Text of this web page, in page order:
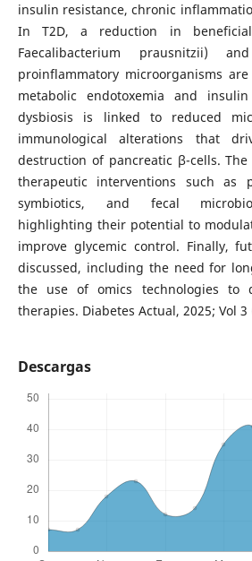
insulin resistance, chronic
In T2D, a reduction in
Faecalibacterium prausnitzii)
proinflammatory microorganisms
metabolic endotoxemia and
dysbiosis is linked to reduced
immunological alterations that
destruction of pancreatic β-cells.
therapeutic interventions such as
symbiotics, and fecal
highlighting their potential to
improve glycemic control. Finally,
discussed, including the need for
the use of omics technologies to
therapies. Diabetes Actual, 2025; Vol 3
Descargas